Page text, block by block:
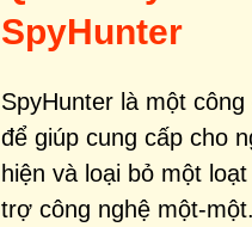
SpyHunter
SpyHunter là một
để giúp cung cấp cho
hiện và loại bỏ một
trợ công nghệ một-một.